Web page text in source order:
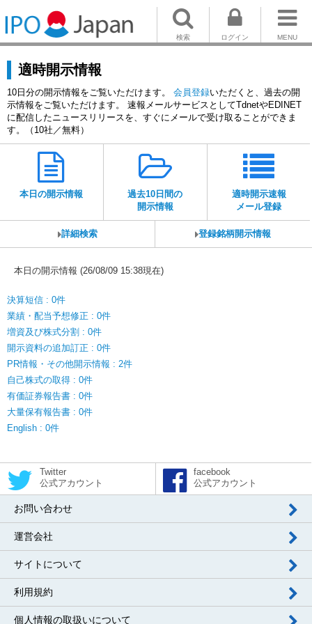
MENU
ログイン
検索
適時開示情報
10日分の開示情報をご覧いただけます。 会員登録いただくと、過去の開
示情報をご覧いただけます。 速報メールサービスとしてTdnetやEDINET
に配信したニュースリリースを、すぐにメールで受け取ることができま
す。（10社／無料）
本日の開示情報
過去10日間の
開示情報
適時開示速報
メール登録
詳細検索 登録銘柄開示情報
本日の開示情報 (26/08/09 15:38現在)
決算短信 : 0件
業績・配当予想修正 : 0件
増資及び株式分割 : 0件
開示資料の追加訂正 : 0件
PR情報・その他開示情報 : 2件
自己株式の取得 : 0件
有価証券報告書 : 0件
大量保有報告書 : 0件
English : 0件
Twitter
公式アカウント
facebook
公式アカウント
お問い合わせ
運営会社
サイトについて
利用規約
個人情報の取扱いについて